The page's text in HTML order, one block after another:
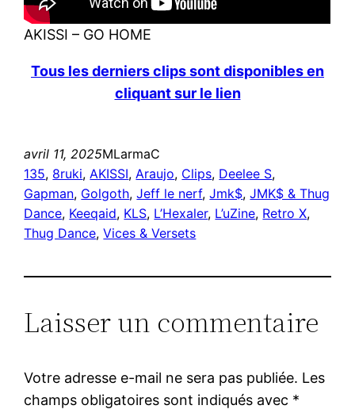
AKISSI – GO HOME
Tous les derniers clips sont disponibles en
cliquant sur le lien
avril 11, 2025MLarmaC
135, 8ruki, AKISSI, Araujo, Clips, Deelee S
Gapman, Golgoth, Jeff le nerf, Jmk$, JMK$ & Thug
Dance, Keeqaid, KLS, L’Hexaler, L’uZine, Retro X
Thug Dance, Vices & Versets
Laisser un commentaire
Votre adresse e-mail ne sera pas publiée. Les
champs obligatoires sont indiqués avec *